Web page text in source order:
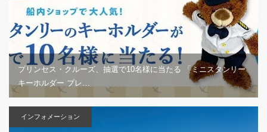
プリンセス・クルーズ、抽選で10名様に当たる 「ミニスタンリー
キーホルダー プレ…
インフォメーション